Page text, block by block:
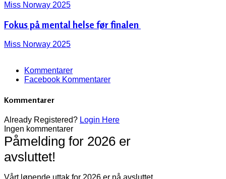
Miss Norway 2025
Fokus på mental helse før finalen ‍️
Miss Norway 2025
Kommentarer
Facebook Kommentarer
Kommentarer
Already Registered? Login Here
Ingen kommentarer
Påmelding for 2026 er
avsluttet!
Vårt løpende uttak for 2026 er nå avsluttet